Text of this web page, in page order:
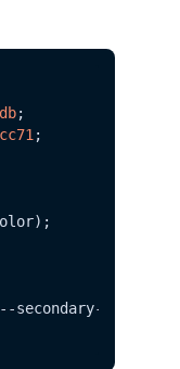
;
;
secondary-color);